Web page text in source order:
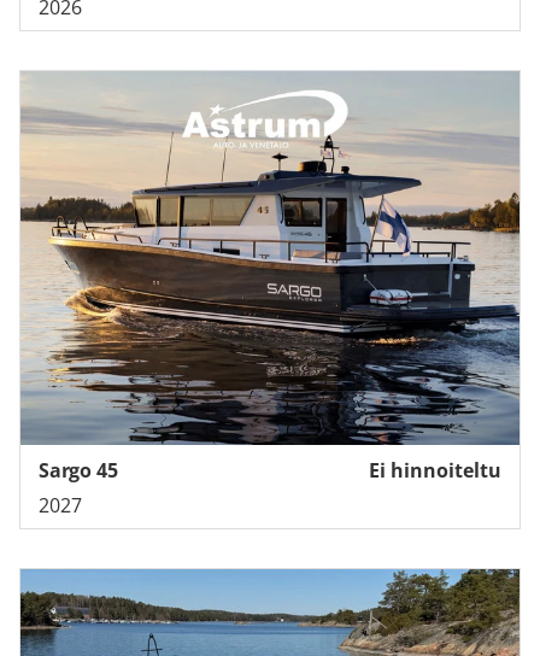
2026
Ei hinnoiteltu
Sargo 45
2027